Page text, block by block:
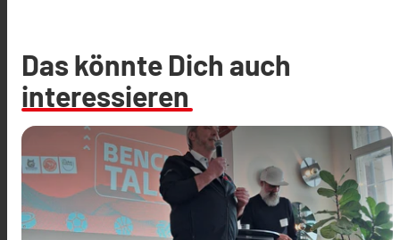
Das könnte Dich auch
interessieren